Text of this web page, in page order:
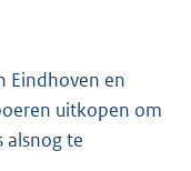
Eindhoven en
uitkopen om
alsnog te